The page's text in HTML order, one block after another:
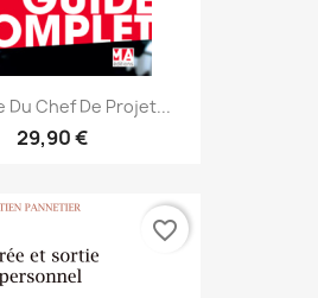
Du Chef De Projet...
29,90 €
favorite_border